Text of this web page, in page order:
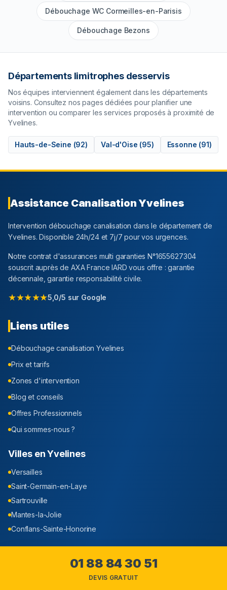
Débouchage WC Cormeilles-en-Parisis
Débouchage Bezons
Départements limitrophes desservis
Nos équipes interviennent également dans les départements
voisins. Consultez nos pages dédiées pour planifier une
intervention ou comparer les services proposés à proximité de
Yvelines.
Hauts-de-Seine (92) Val-d'Oise (95) Essonne (91)
Assistance CanalisationYvelines
Intervention débouchage canalisation dans le département de
Yvelines. Disponible 24h/24 et 7j/7 pour vos urgences.
Notre contrat d'assurances multi garanties N°1655627304
souscrit auprès de AXA France IARD vous offre : garantie
décennale, garantie responsabilité civile.
★★★★★5,0/5 sur Google
Liens utiles
Débouchage canalisationYvelines
Prix et tarifs
Zones d'intervention
Blog et conseils
Offres Professionnels
Qui sommes-nous ?
Villes enYvelines
Versailles
Saint-Germain-en-Laye
Sartrouville
Mantes-la-Jolie
Conflans-Sainte-Honorine
Yvelines(78)
01 88 84 30 51
DEVIS GRATUIT